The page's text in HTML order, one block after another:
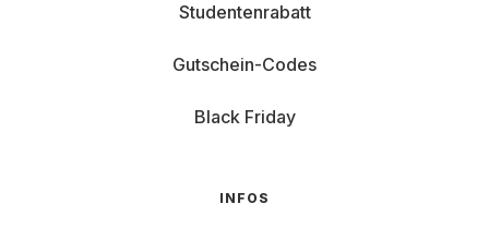
Studentenrabatt
Gutschein-Codes
Black Friday
INFOS